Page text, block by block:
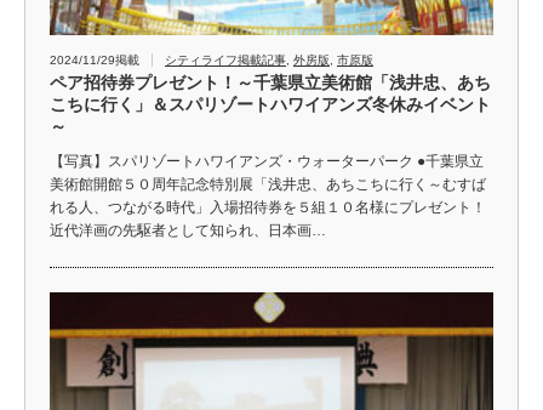
2024/11/29掲載 シティライフ掲載記事 外房版 市原版
ペア招待券プレゼント！～千葉県立美術館「浅井忠、あち
こちに行く」＆スパリゾートハワイアンズ冬休みイベント
～
【写真】スパリゾートハワイアンズ・ウォーターパーク ●千葉県立
美術館開館５０周年記念特別展「浅井忠、あちこちに行く～むすば
れる人、つながる時代」入場招待券を５組１０名様にプレゼント！
近代洋画の先駆者として知られ、日本画…